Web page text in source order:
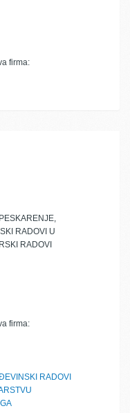
firma:
RADOVI U
RADOVI
firma:
RADOVI